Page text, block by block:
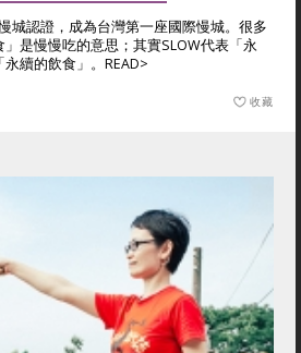
城認證，成為台灣第一座國際慢城。很多
」是慢慢吃的意思；其實SLOW代表「永
續的飲食」。 READ>
收藏